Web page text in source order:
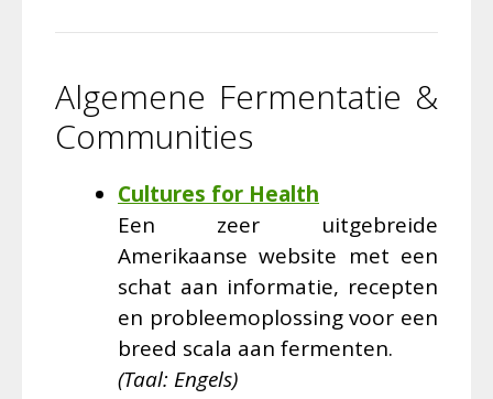
Algemene Fermentatie &
Communities
Cultures for Health
Een zeer uitgebreide
Amerikaanse website met een
schat aan informatie, recepten
en probleemoplossing voor een
breed scala aan fermenten.
(Taal: Engels)